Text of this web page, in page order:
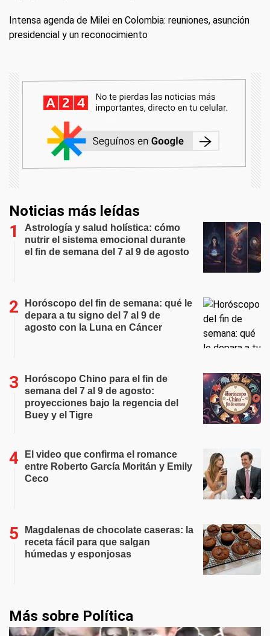
Intensa agenda de Milei en Colombia: reuniones, asunción
presidencial y un reconocimiento
Noticias más leídas
Astrología y salud holística: cómo
nutrir el sistema emocional durante
el fin de semana del 7 al 9 de agosto
Horóscopo del fin de semana: qué le
depara a tu signo del 7 al 9 de
agosto con la Luna en Cáncer
Horóscopo Chino para el fin de
semana del 7 al 9 de agosto:
proyecciones bajo la regencia del
Buey y el Tigre
El video que confirma el romance
entre Roberto García Moritán y Emily
Ceco
Magdalenas de chocolate caseras: la
receta fácil para que salgan
húmedas y esponjosas
Más sobre Política